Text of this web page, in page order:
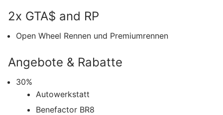
2x GTA$ and RP
Open Wheel Rennen und Premiumrennen
Angebote & Rabatte
30%
Autowerkstatt
Benefactor BR8